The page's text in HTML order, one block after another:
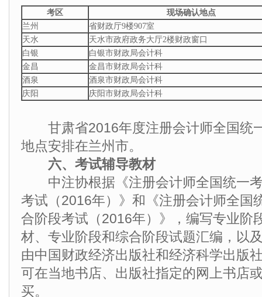
考区
现场确认地点
兰州
省财政厅9楼907室
天水
天水市政府政务大厅2楼财政窗口
白银
白银市财政局会计科
金昌
金昌市财政局会计科
酒泉
酒泉市财政局会计科
庆阳
庆阳市财政局会计科
甘肃省2016年度注册会计师全国统
地点安排在兰州市。
六、考试辅导教材
中注协根据《注册会计师全国统一
考试（2016年）》和《注册会计师全
合阶段考试（2016年）》，编写专业阶
材、专业阶段和综合阶段试题汇编，以
由中国财政经济出版社和经济科学出版
可在当地书店、出版社指定的网上书店
买。